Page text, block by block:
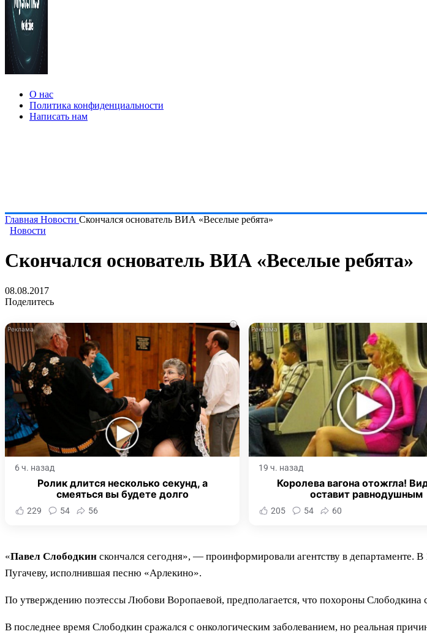
О нас
Политика конфиденциальности
Написать нам
Главная Новости Скончался основатель ВИА «Веселые ребята»
Новости
Скончался основатель ВИА «Веселые ребята»
08.08.2017
Поделитесь
i
6 ч. назад
Ролик длится несколько секунд, а
смеяться вы будете долго
229 54 56
19 ч. назад
Королева вагона отожгла!
оставит равнодушным
205 54 60
«Павел Слободкин скончался сегодня», — проинформировали агентству в департаменте.
Пугачеву, исполнившая песню «Арлекино».
По утверждению поэтессы Любови Воропаевой, предполагается, что похороны Слободкина
В последнее время Слободкин сражался с онкологическим заболеванием, но реальная